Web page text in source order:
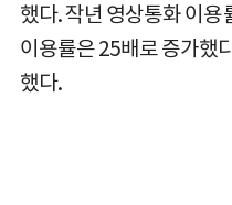
했다. 작년 영상통화 이
이용률은 25배로 증가했
했다.